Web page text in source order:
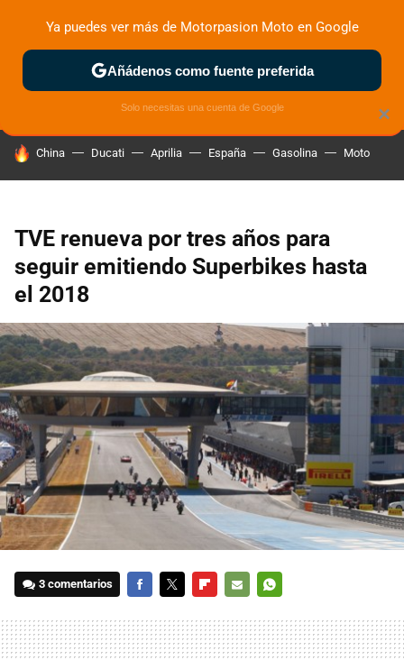
ZONA DE PRUEBAS DEPORTIVAS MOTOS ELÉCTRICAS
HOY SE HABLA DE
China Ducati Aprilia España Gasolina Moto
TVE renueva por tres años para
seguir emitiendo Superbikes hasta
el 2018
3 comentarios
MAIL
×
Ya puedes ver más de Motorpasion Moto en Google
Añádenos como fuente preferida
Solo necesitas una cuenta de Google